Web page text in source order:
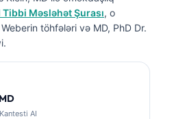
Tibbi Məsləhət Şurası, o
töhfələri və MD, PhD Dr.
AI